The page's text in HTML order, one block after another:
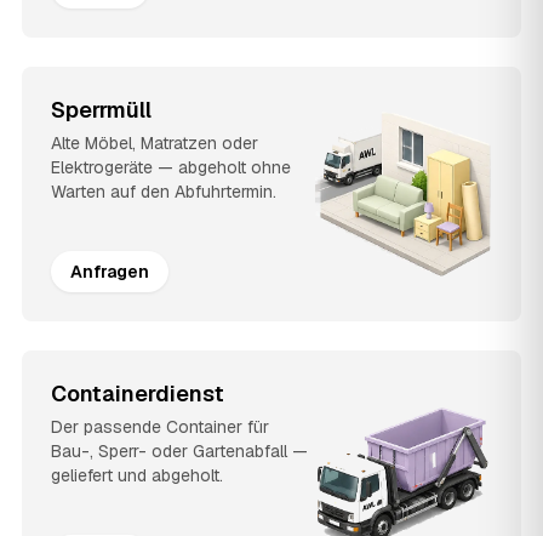
Sperrmüll
Alte Möbel, Matratzen oder
Elektrogeräte — abgeholt ohne
Warten auf den Abfuhrtermin.
Anfragen
Containerdienst
Der passende Container für
Bau-, Sperr- oder Gartenabfall —
geliefert und abgeholt.